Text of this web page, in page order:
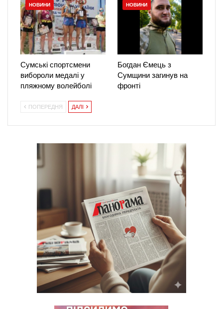
НОВИНИ
Сумські спортсмени
вибороли медалі у
пляжному волейболі
НОВИНИ
Богдан Ємець з
Сумщини загинув на
фронті
ПОПЕРЕДНЯ ДАЛІ